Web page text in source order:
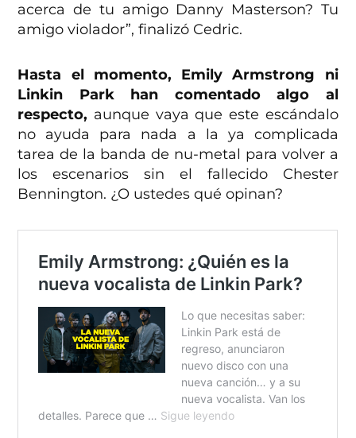
acerca de tu amigo Danny Masterson? Tu
amigo violador”, finalizó Cedric.
Hasta el momento, Emily Armstrong ni
Linkin Park han comentado algo al
respecto, aunque vaya que este escándalo
no ayuda para nada a la ya complicada
tarea de la banda de nu-metal para volver a
los escenarios sin el fallecido Chester
Bennington. ¿O ustedes qué opinan?